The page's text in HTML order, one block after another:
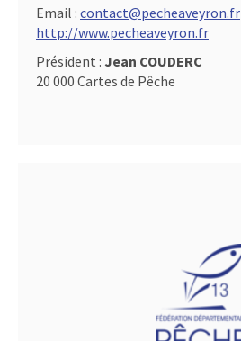
Email : contact@pecheaveyron.fr
http://www.pecheaveyron.fr
Président : Jean COUDERC
20 000 Cartes de Pêche